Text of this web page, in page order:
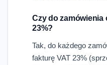
Czy do zamówienia
23%?
Tak, do każdego
fakturę VAT 23%